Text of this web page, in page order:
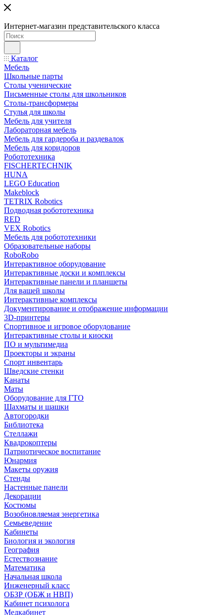
Интернет-магазин представительского класса
Каталог
Мебель
Школьные парты
Столы ученические
Письменные столы для школьников
Столы-трансформеры
Стулья для школы
Мебель для учителя
Лабораторная мебель
Мебель для гардероба и раздевалок
Мебель для коридоров
Робототехника
FISCHERTECHNIK
HUNA
LEGO Education
Makeblock
TETRIX Robotics
Подводная робототехника
RED
VEX Robotics
Мебель для робототехники
Образовательные наборы
RoboRobo
Интерактивное оборудование
Интерактивные доски и комплексы
Интерактивные панели и планшеты
Для вашей школы
Интерактивные комплексы
Документирование и отображение информации
3D-принтеры
Спортивное и игровое оборудование
Интерактивные столы и киоски
ПО и мультимедиа
Проекторы и экраны
Спорт инвентарь
Шведские стенки
Канаты
Маты
Оборудование для ГТО
Шахматы и шашки
Автогородки
Библиотека
Стеллажи
Квадрокоптеры
Патриотическое воспитание
Юнармия
Макеты оружия
Стенды
Настенные панели
Декорации
Костюмы
Возобновляемая энергетика
Семьеведение
Кабинеты
Биология и экология
География
Естествознание
Математика
Начальная школа
Инженерный класс
ОБЗР (ОБЖ и НВП)
Кабинет психолога
Медкабинет